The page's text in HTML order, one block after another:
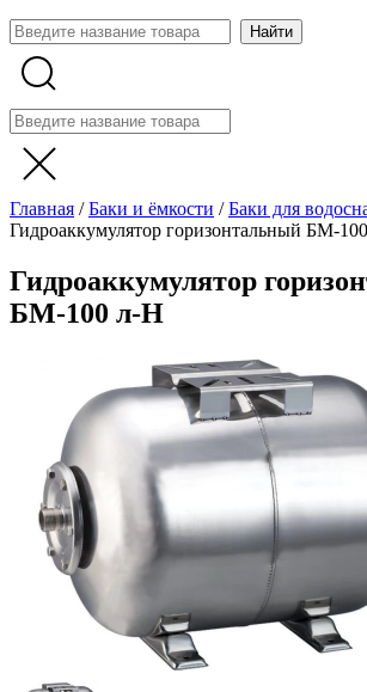
Главная /Баки и ёмкости /Баки для
Гидроаккумулятор горизонтальный БМ-
Гидроаккумулятор
БМ-100 л-Н